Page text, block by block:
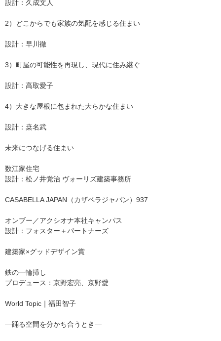
設計：久成文人
2）どこからでも家族の気配を感じる住まい
設計：早川徹
3）町屋の可能性を再現し、現代に住み継ぐ
設計：高取愛子
4）大きな屋根に包まれた大らかな住まい
設計：桒名武
未来につなげる住まい
数江家住宅
設計：松ノ井覚治 ヴォーリズ建築事務所
CASABELLA JAPAN（カザベラジャパン）937
オンブー／アクシオナ本社キャンパス
設計：フォスター＋パートナーズ
建築家×グッドデザイン賞
鉄の一輪挿し
プロデュース：京野宏亮、京野愛
World Topic｜福田智子
―踊る空間を分かち合うとき―